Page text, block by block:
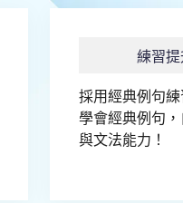
練習
採用經典例句
學會經典例句
與文法能力！